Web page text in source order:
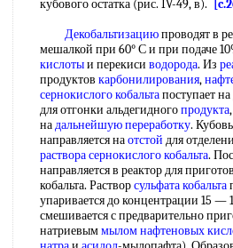
кубового остатка (рис. IV-49, в).
Декобальтизациюпроводят в
мешалкой при 60° С и при подаче
кислотыи перекиси водорода. Из
продуктов карбонилирования,
сернокислого кобальтапоступает
для отгонки альдегидногопродукта
надальнейшую переработку.
направляется наотстой для
растворасернокислого кобальта.
направляется в реактор для
кобальта. Растворсульфата кобальта
упаривается до концентрации 15 —
смешивается с предварительно
натриевыммылом нафтеновых